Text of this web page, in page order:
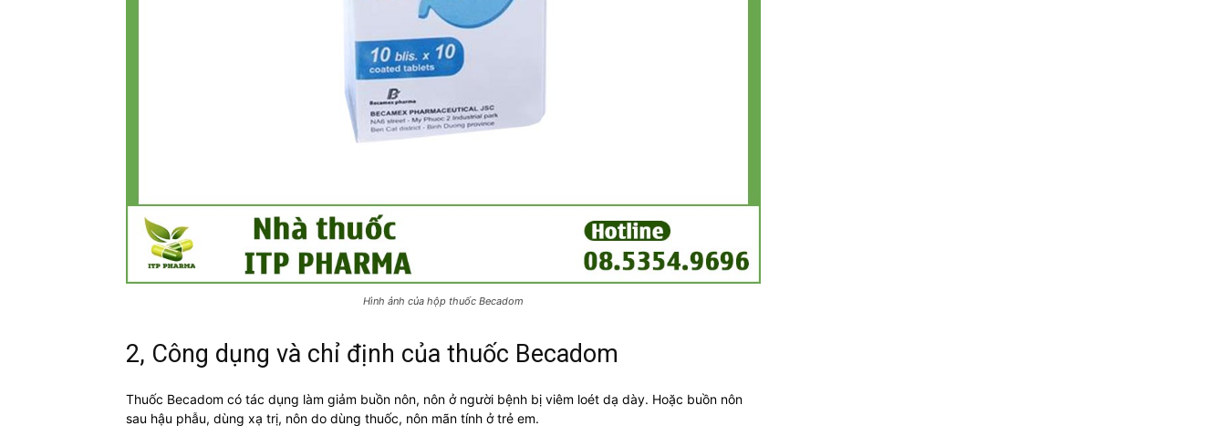
Hình ảnh của hộp thuốc Becadom
2, Công dụng và chỉ định của thuốc Becadom
Thuốc Becadom có tác dụng làm giảm buồn nôn, nôn ở người bệnh bị viêm loét dạ dày. Hoặc buồn nôn
sau hậu phẫu, dùng xạ trị, nôn do dùng thuốc, nôn mãn tính ở trẻ em.